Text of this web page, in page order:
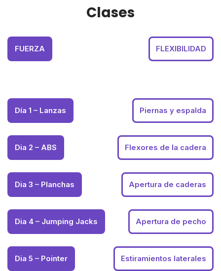
Clases
FUERZA FLEXIBILIDAD
Día 1 – Lanzas Piernas y espalda
Dia 2 – ABS Flexores de la cadera
Dia 3 – Planchas Apertura de caderas
Dia 4 – Jumping Jacks Apertura de pecho
Dia 5 – Pointer Estiramientos laterales